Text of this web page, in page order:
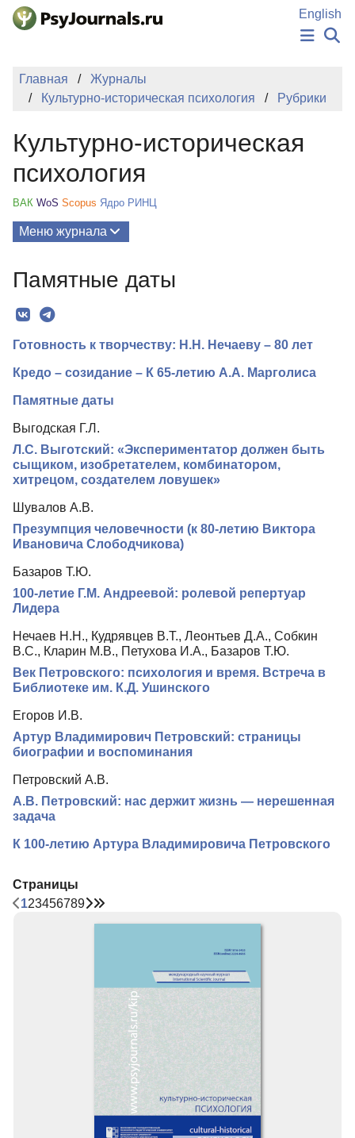
Перейти к основному содержанию
English
НОВОСТИ
БАЗА ЗНАНИЙ
КЛЮЧЕВЫЕ СЛОВА
Регистрация
Главная
Журналы
Культурно-историческая психология
Рубрики
Культурно-историческая
психология
ВАК WoS Scopus Ядро РИНЦ
Меню журнала
Миссия
Редколлегия
Редакционная политика
Индексирование
Для авторов
Рубрики
Препринты
Подписка
Контакты
Памятные даты
Готовность к творчеству: Н.Н. Нечаеву – 80 лет
Кредо – созидание – К 65-летию А.А. Марголиса
Памятные даты
Выгодская Г.Л.
Л.С. Выготский: «Экспериментатор должен быть
сыщиком, изобретателем, комбинатором,
хитрецом, создателем ловушек»
Шувалов А.В.
Презумпция человечности (к 80-летию Виктора
Ивановича Слободчикова)
Базаров Т.Ю.
100-летие Г.М. Андреевой: ролевой репертуар
Лидера
Нечаев Н.Н., Кудрявцев В.Т., Леонтьев Д.А., Собкин
В.С., Кларин М.В., Петухова И.А., Базаров Т.Ю.
Век Петровского: психология и время. Встреча в
Библиотеке им. К.Д. Ушинского
Егоров И.В.
Артур Владимирович Петровский: страницы
биографии и воспоминания
Петровский А.В.
А.В. Петровский: нас держит жизнь — нерешенная
задача
К 100-летию Артура Владимировича Петровского
Страницы
123456789